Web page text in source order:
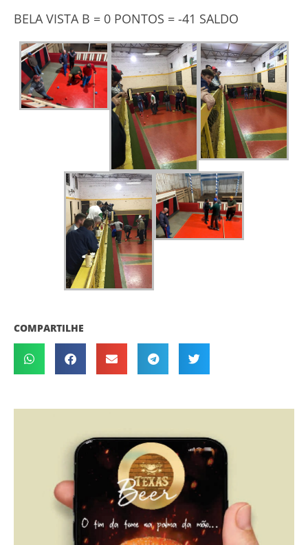
BELA VISTA B = 0 PONTOS = -41 SALDO
COMPARTILHE